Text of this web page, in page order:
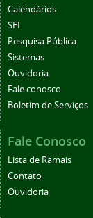
Calendários
SEI
Pesquisa Pública
Sistemas
Ouvidoria
Fale conosco
Boletim de Serviços
Fale Conosco
Lista de Ramais
Contato
Ouvidoria